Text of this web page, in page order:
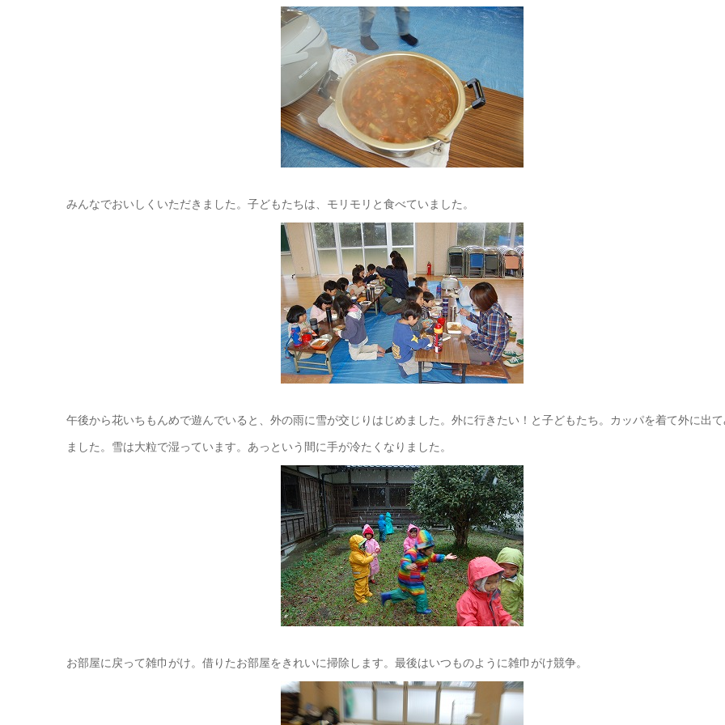
みんなでおいしくいただきました。子どもたちは、モリモリと食べていました。
午後から花いちもんめで遊んでいると、外の雨に雪が交じりはじめました。外に行きたい！と子どもたち。カッパを着て外に出
ました。雪は大粒で湿っています。あっという間に手が冷たくなりました。
お部屋に戻って雑巾がけ。借りたお部屋をきれいに掃除します。最後はいつものように雑巾がけ競争。